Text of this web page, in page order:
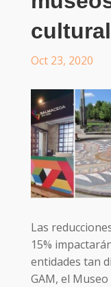
Oct 23, 2020
Las
15%
entidades tan
GAM, el